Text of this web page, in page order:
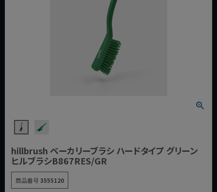
hillbrush ベーカリーブラシ ハードタイプ グリーン
ヒルブラシB867RES/GR
商品番号3555120